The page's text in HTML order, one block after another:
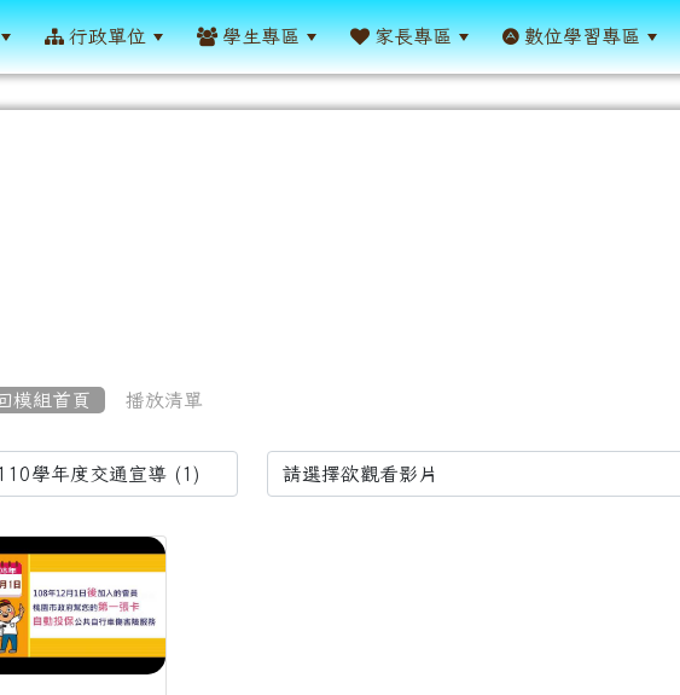
行政單位 學生專區 家長專區 數位學習專區
模組首頁 播放清單
List
桃園市政府youbike傷害險投保